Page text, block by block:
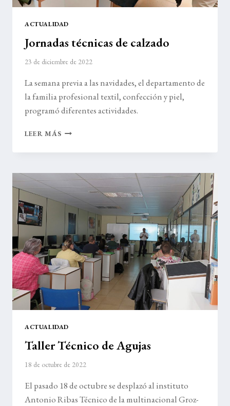
ACTUALIDAD
Jornadas técnicas de calzado
23 de diciembre de 2022
La semana previa a las navidades, el departamento de
la familia profesional textil, confección y piel,
programó diferentes actividades.
LEER MÁSJORNADAS
DE
ACTUALIDAD
Taller Técnico de Agujas
18 de octubre de 2022
El pasado 18 de octubre se desplazó al instituto
Antonio Ribas Técnico de la multinacional Groz-